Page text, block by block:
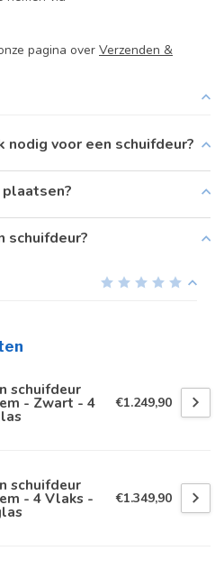
pagina over Verzenden &
voor een schuifdeur?
schuifdeur?
schuifdeur
- Zwart - 4 €1.249,90
schuifdeur
- 4 Vlaks - €1.349,90